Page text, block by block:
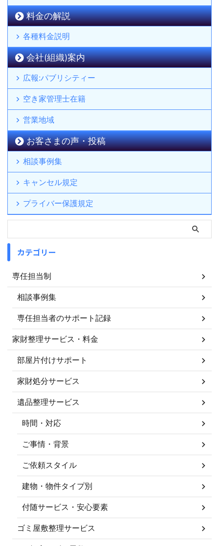
料金の解説
各種料金説明
会社(組織)案内
広報:パブリシティー
空き家管理士在籍
営業地域
お客さまの声・投稿
相談事例集
キャンセル規定
プライバー保護規定
カテゴリー
専任担当制
相談事例集
専任担当者のサポート記録
家財整理サービス・料金
部屋片付けサポート
家財処分サービス
遺品整理サービス
時間・対応
ご事情・背景
ご依頼スタイル
建物・物件タイプ別
付随サービス・安心要素
ゴミ屋敷整理サービス